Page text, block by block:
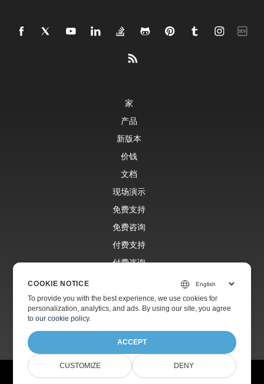
家
产品
新版本
价钱
文档
现场演示
免费支持
免费咨询
付费支持
付费咨询
网站
© Aspose Pty Ltd 2001-2026.版权所有。
COOKIE NOTICE
To provide you with the best experience, we use cookies for
personalization, analytics, and ads. By using our site, you agree
toour cookie policy.
ACCEPT
CUSTOMIZE DENY